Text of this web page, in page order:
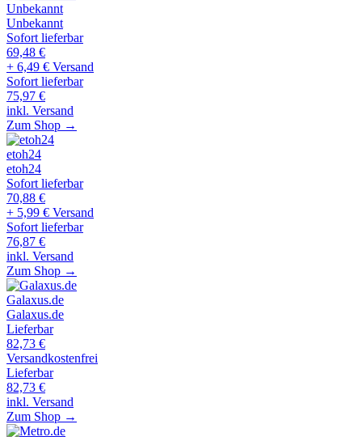
Unbekannt
Unbekannt
Sofort lieferbar
69,48 €
+ 6,49 € Versand
Sofort lieferbar
75,97 €
inkl. Versand
Zum Shop →
etoh24
etoh24
Sofort lieferbar
70,88 €
+ 5,99 € Versand
Sofort lieferbar
76,87 €
inkl. Versand
Zum Shop →
Galaxus.de
Galaxus.de
Lieferbar
82,73 €
Versandkostenfrei
Lieferbar
82,73 €
inkl. Versand
Zum Shop →